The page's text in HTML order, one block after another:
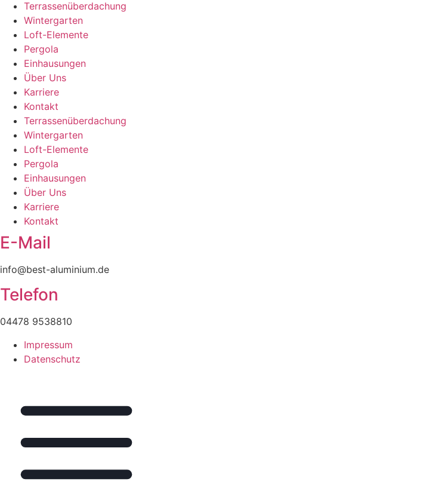
Terrassenüberdachung
Wintergarten
Loft-Elemente
Pergola
Einhausungen
Über Uns
Karriere
Kontakt
Terrassenüberdachung
Wintergarten
Loft-Elemente
Pergola
Einhausungen
Über Uns
Karriere
Kontakt
E-Mail
info@best-aluminium.de
Telefon
04478 9538810
Impressum
Datenschutz